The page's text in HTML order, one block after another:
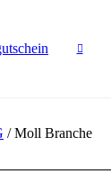
/Moll Branche